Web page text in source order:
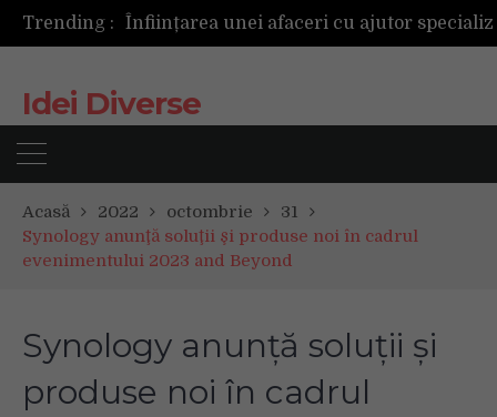
Trending :
Idei Diverse
Acasă 2022 octombrie
31
Synology anunţă soluţii şi produse noi în cadrul
evenimentului 2023 and Beyond
Synology anunţă soluţii şi
produse noi în cadrul